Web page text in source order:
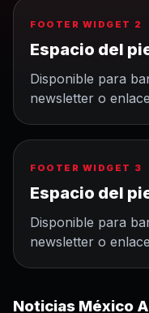
FOOTER WIDGET 2
Espacio del
Disponible para
newsletter o
FOOTER WIDGET 3
Espacio del
Disponible para
newsletter o
Noticias México